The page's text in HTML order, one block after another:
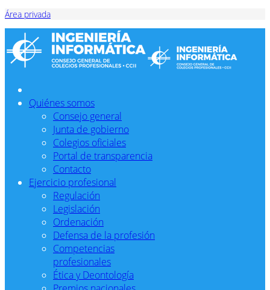
Área privada
Quiénes somos
Consejo general
Junta de gobierno
Colegios oficiales
Portal de transparencia
Contacto
Ejercicio profesional
Regulación
Legislación
Ordenación
Defensa de la profesión
Competencias
profesionales
Ética y Deontología